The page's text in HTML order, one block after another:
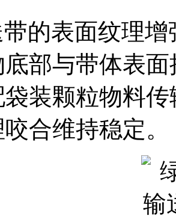
的表面纹理
部与带体表
装颗粒物料
合维持稳定。